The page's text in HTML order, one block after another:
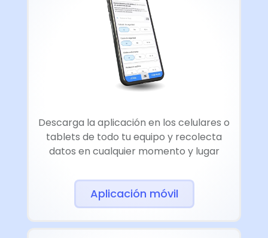
Descarga la aplicación en los celulares o
tablets de todo tu equipo y recolecta
datos en cualquier momento y lugar
Aplicación móvil